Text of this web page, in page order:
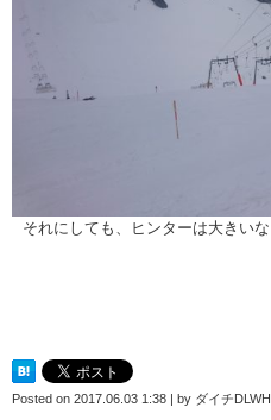
それにしても、ヒンターは大きい
Posted on 2017.06.03 1:38 by ダイチ